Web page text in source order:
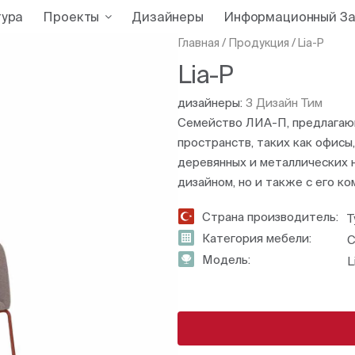
Проекты Дизайнеры Информационный
Главная / Продукция / Lia-P
Lia-P
дизайнеры: З Дизайн Тим
Семейство ЛИА-П,
пространств, таких как
деревянных и металлических
дизайном, но и также с его
Страна производитель:
Категория мебели:
Модель: